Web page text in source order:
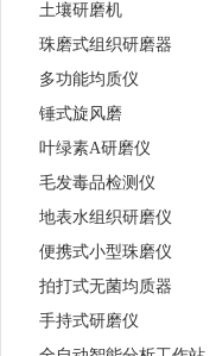
土壤研磨机
珠磨式组织研磨器
多功能均质仪
锤式旋风磨
叶绿素A研磨仪
毛发毒品检测仪
地表水组织研磨仪
便携式小型珠磨仪
拍打式无菌均质器
手持式研磨仪